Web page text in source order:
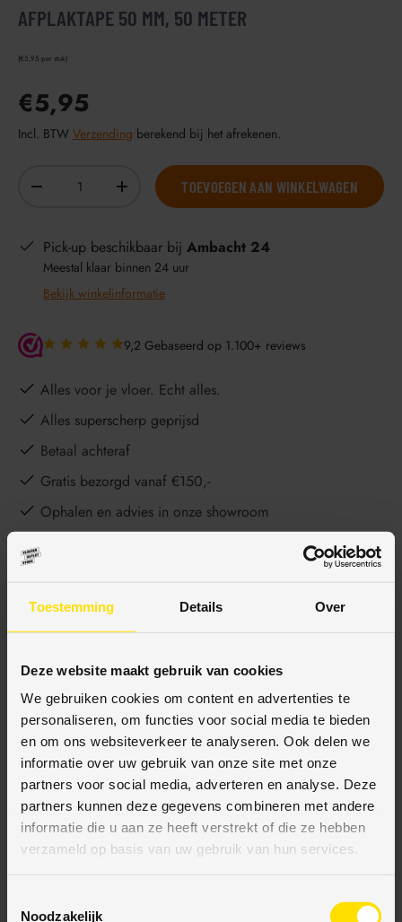
Toestemming Details Over
Deze website maakt gebruik van cookies
We gebruiken cookies om content en advertenties te
personaliseren, om functies voor social media te bieden
en om ons websiteverkeer te analyseren. Ook delen we
informatie over uw gebruik van onze site met onze
partners voor social media, adverteren en analyse. Deze
partners kunnen deze gegevens combineren met andere
informatie die u aan ze heeft verstrekt of die ze hebben
verzameld op basis van uw gebruik van hun services.
Noodzakelijk
AFPLAKTAPE 50 MM, 50 METER
€5,95 per stuk
€5,95
Incl. BTW Verzending berekend bij het afrekenen.
-
+ TOEVOEGEN AAN WINKELWAGEN
Pick-up beschikbaar bij Ambacht 24
Meestal klaar binnen 24 uur
Bekijk winkelinformatie
9,2 Gebaseerd op 1.100+ reviews
Alles voor je vloer. Echt alles.
Alles superscherp geprijsd
Betaal achteraf
Gratis bezorgd vanaf €150,-
Ophalen en advies in onze showroom
BESCHRIJVING
SPECIFICATIES
BETAALMETHODES
JE KUNT BIJ ONS BETALEN MET:
Bij VloerenOutletStore bieden wij diverse veilige